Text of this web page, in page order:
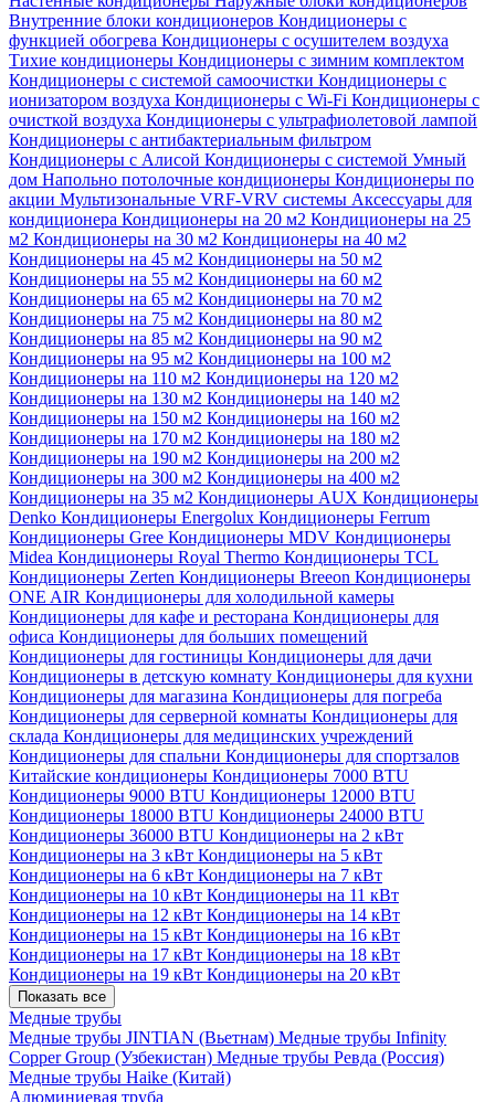
Внутренние блоки кондиционеров Кондиционеры с
функцией обогрева Кондиционеры с осушителем воздуха
Тихие кондиционеры Кондиционеры с зимним комплектом
Кондиционеры с системой самоочистки Кондиционеры с
ионизатором воздуха Кондиционеры с Wi-Fi Кондиционеры с
очисткой воздуха Кондиционеры с ультрафиолетовой лампой
Кондиционеры с антибактериальным фильтром
Кондиционеры с Алисой Кондиционеры с системой Умный
дом Напольно потолочные кондиционеры Кондиционеры по
акции Мультизональные VRF-VRV системы Аксессуары для
кондиционера Кондиционеры на 20 м2 Кондиционеры на 25
м2 Кондиционеры на 30 м2 Кондиционеры на 40 м2
Кондиционеры на 45 м2 Кондиционеры на 50 м2
Кондиционеры на 55 м2 Кондиционеры на 60 м2
Кондиционеры на 65 м2 Кондиционеры на 70 м2
Кондиционеры на 75 м2 Кондиционеры на 80 м2
Кондиционеры на 85 м2 Кондиционеры на 90 м2
Кондиционеры на 95 м2 Кондиционеры на 100 м2
Кондиционеры на 110 м2 Кондиционеры на 120 м2
Кондиционеры на 130 м2 Кондиционеры на 140 м2
Кондиционеры на 150 м2 Кондиционеры на 160 м2
Кондиционеры на 170 м2 Кондиционеры на 180 м2
Кондиционеры на 190 м2 Кондиционеры на 200 м2
Кондиционеры на 300 м2 Кондиционеры на 400 м2
Кондиционеры на 35 м2 Кондиционеры AUX Кондиционеры
Denko Кондиционеры Energolux Кондиционеры Ferrum
Кондиционеры Gree Кондиционеры MDV Кондиционеры
Midea Кондиционеры Royal Thermo Кондиционеры TCL
Кондиционеры Zerten Кондиционеры Breeon Кондиционеры
ONE AIR Кондиционеры для холодильной камеры
Кондиционеры для кафе и ресторана Кондиционеры для
офиса Кондиционеры для больших помещений
Кондиционеры для гостиницы Кондиционеры для дачи
Кондиционеры в детскую комнату Кондиционеры для кухни
Кондиционеры для магазина Кондиционеры для погреба
Кондиционеры для серверной комнаты Кондиционеры для
склада Кондиционеры для медицинских учреждений
Кондиционеры для спальни Кондиционеры для спортзалов
Китайские кондиционеры Кондиционеры 7000 BTU
Кондиционеры 9000 BTU Кондиционеры 12000 BTU
Кондиционеры 18000 BTU Кондиционеры 24000 BTU
Кондиционеры 36000 BTU Кондиционеры на 2 кВт
Кондиционеры на 3 кВт Кондиционеры на 5 кВт
Кондиционеры на 6 кВт Кондиционеры на 7 кВт
Кондиционеры на 10 кВт Кондиционеры на 11 кВт
Кондиционеры на 12 кВт Кондиционеры на 14 кВт
Кондиционеры на 15 кВт Кондиционеры на 16 кВт
Кондиционеры на 17 кВт Кондиционеры на 18 кВт
Кондиционеры на 19 кВт Кондиционеры на 20 кВт
Показать все
Медные трубы
Медные трубы JINTIAN (Вьетнам) Медные трубы Infinity
Copper Group (Узбекистан) Медные трубы Ревда (Россия)
Медные трубы Haike (Китай)
Алюминиевая труба